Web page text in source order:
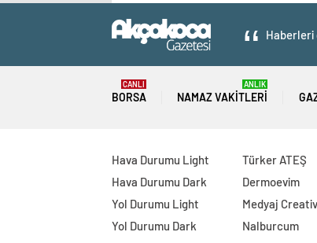
Haberleri
BORSA
CANLI
NAMAZ VAKITLERI
ANLIK
Hava Durumu Light
Hava Durumu Dark
Yol Durumu Light
Yol Durumu Dark
Türker ATEŞ
Dermoevim
Medyaj
Nalburcum